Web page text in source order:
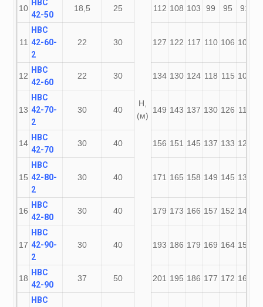
Н,
(м)
10
НВС
42-50
18,5 25 112 108 103 99 95 91
11
НВС
42-60-
2
22 30 127 122 117 110 106 101
12
НВС
42-60
22 30 134 130 124 118 115 109
13
НВС
42-70-
2
30 40 149 143 137 130 126 119
14
НВС
42-70
30 40 156 151 145 137 133 127
15
НВС
42-80-
2
30 40 171 165 158 149 145 137
16
НВС
42-80
30 40 179 173 166 157 152 145
17
НВС
42-90-
2
30 40 193 186 179 169 164 156
18
НВС
42-90
37 50 201 195 186 177 172 164
НВС